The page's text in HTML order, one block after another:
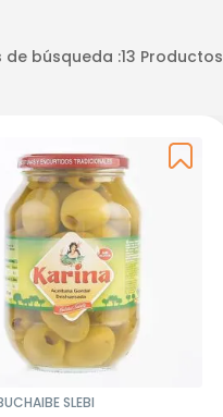
de búsqueda :13 Productos
SLEBI